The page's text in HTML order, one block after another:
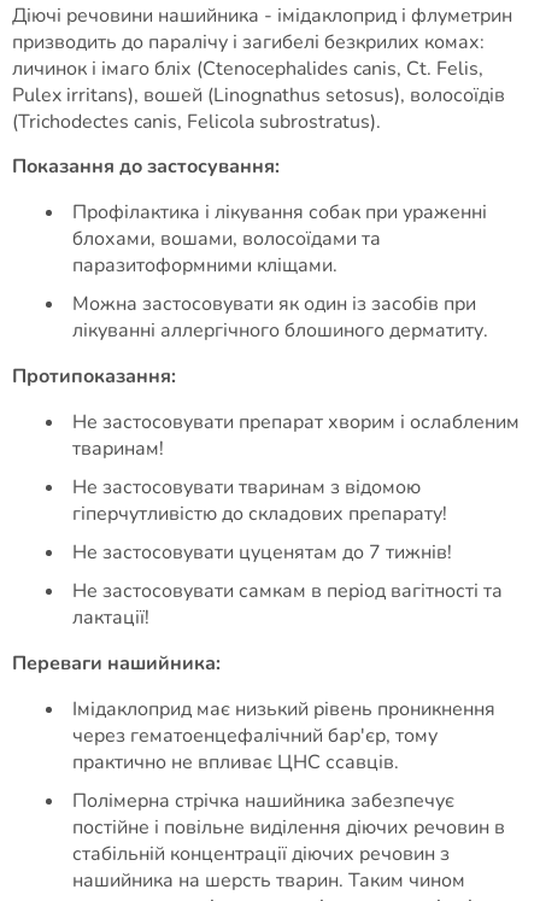
Діючі речовини нашийника - імідаклоприд і флуметрин
призводить до паралічу і загибелі безкрилих комах:
личинок і імаго бліх (Ctenocephalides canis, Ct. Felis,
Pulex irritans), вошей (Linognathus setosus), волосоїдів
(Trichodectes canis, Felicola subrostratus).
Показання до застосування:
Профілактика і лікування собак при ураженні
блохами, вошами, волосоїдами та
паразитоформними кліщами.
Можна застосовувати як один із засобів при
лікуванні аллергічного блошиного дерматиту.
Протипоказання:
Не застосовувати препарат хворим і ослабленим
тваринам!
Не застосовувати тваринам з відомою
гіперчутливістю до складових препарату!
Не застосовувати цуценятам до 7 тижнів!
Не застосовувати самкам в період вагітності та
лактації!
Переваги нашийника:
Імідаклоприд має низький рівень проникнення
через гематоенцефалічний бар'єр, тому
практично не впливає ЦНС ссавців.
Полімерна стрічка нашийника забезпечує
постійне і повільне виділення діючих речовин в
стабільній концентрації діючих речовин з
нашийника на шерсть тварин. Таким чином